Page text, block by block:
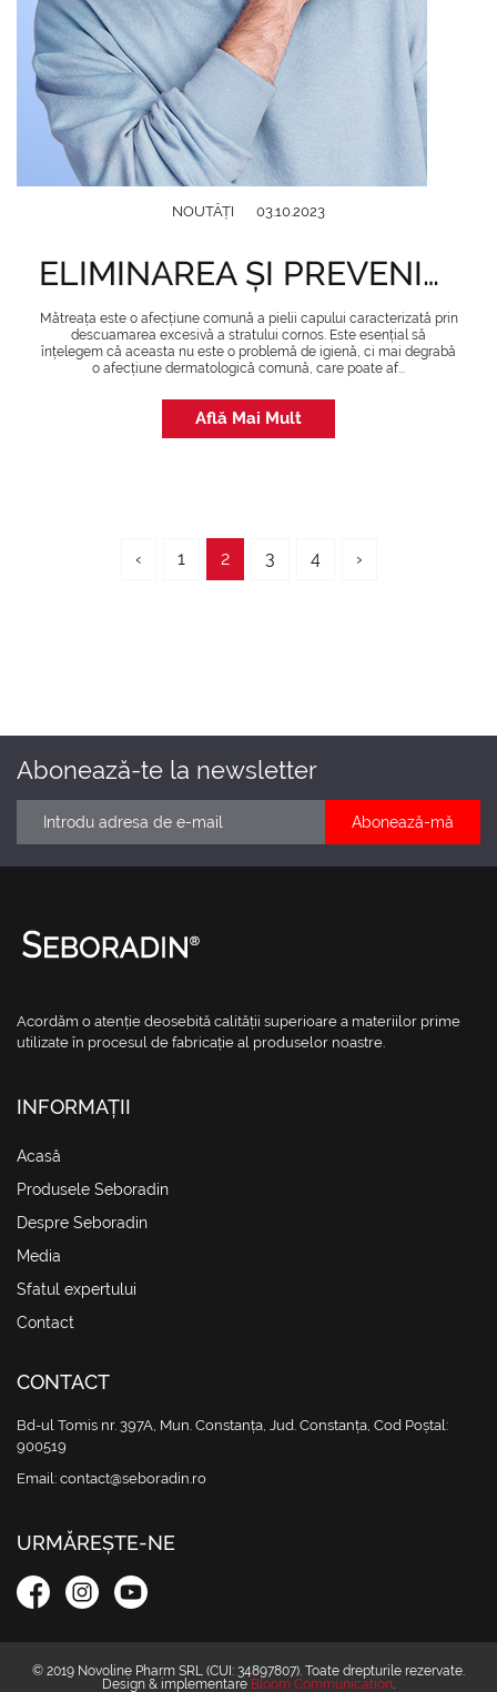
NOUTĂȚI 03.10.2023
ELIMINAREA ȘI PREVENIREA MĂTREȚII: GHID COMPLET
Mătreața este o afecțiune comună a pielii capului caracterizată prin
descuamarea excesivă a stratului cornos. Este esențial să
înțelegem că aceasta nu este o problemă de igienă, ci mai degrabă
o afecțiune dermatologică comună, care poate af...
Află Mai Mult
‹ 1 2 3 4 ›
Abonează-te la newsletter
Acordăm o atenție deosebită calității superioare a materiilor prime
utilizate în procesul de fabricație al produselor noastre.
INFORMAȚII
Acasă
Produsele Seboradin
Despre Seboradin
Media
Sfatul expertului
Contact
CONTACT
Bd-ul Tomis nr. 397A, Mun. Constanța, Jud. Constanța, Cod Poștal:
900519
Email: contact@seboradin.ro
URMĂREȘTE-NE
© 2019 Novoline Pharm SRL (CUI: 34897807). Toate drepturile rezervate.
Design & implementare Bloom Communication.